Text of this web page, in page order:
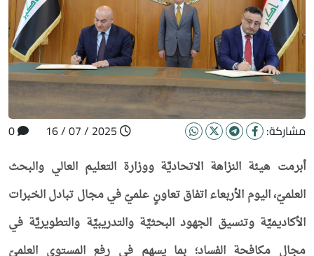
مشاركة:
أبرمت هيئة النزاهة الاتحاديَّة ووزارة التعليم العالي والبحث
العلميّ، اليوم الأربعاء اتفاق تعاونٍ علميّ في مجال تبادل الخبرات
الأكاديميَّة وتنسيق الجهود البحثيَّة والتدريبيَّة والتطويريَّة في
مجال مكافحة الفساد؛ بما يسهم في رفع المستوى العلميّ